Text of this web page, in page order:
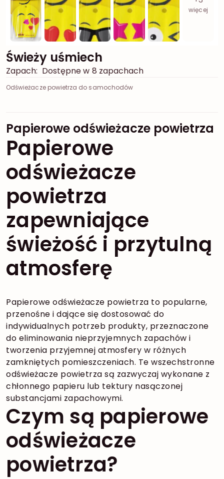
więcej
Świeży uśmiech
Zapach: Dostępne w 8 zapachach
Odświeżacze powietrza do samochodów
Papierowe odświeżacze powietrza
Papierowe
odświeżacze
powietrza
zapewniające
świeżość i przytulną
atmosferę
Papierowe odświeżacze powietrza to popularne,
przenośne i dające się dostosować do
indywidualnych potrzeb produkty, przeznaczone
do eliminowania nieprzyjemnych zapachów i
tworzenia przyjemnej atmosfery w różnych
zamkniętych pomieszczeniach. Te wszechstronne
odświeżacze powietrza są zazwyczaj wykonane z
chłonnego papieru lub tektury nasączonej
substancjami zapachowymi.
Czym są papierowe
odświeżacze
powietrza?